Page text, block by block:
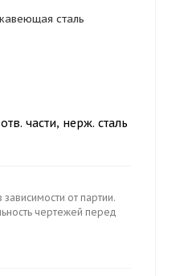
сталь
части, нерж. сталь
от партии.
чертежей перед